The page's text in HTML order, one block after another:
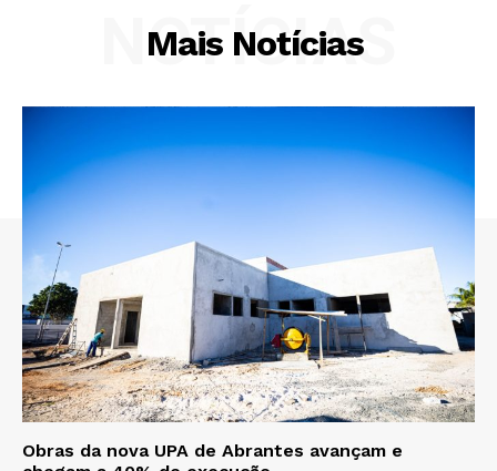
Mais Notícias
NOTÍCIAS
Obras da nova UPA de Abrantes avançam e